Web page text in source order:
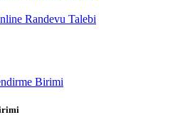
Randevu Talebi
Birimi